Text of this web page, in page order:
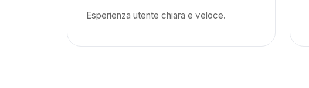
Esperienza utente chiara e veloce.